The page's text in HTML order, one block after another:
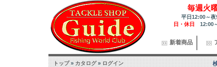
毎週火
平日12:00～
日・休日 12:00
新着商品
トップ»カタログ»ログイン